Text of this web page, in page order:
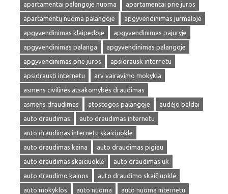
apartamentai palangoje nuoma
apartamentai prie juros
apartamentų nuoma palangoje
apgyvendinimas jurmaloje
apgyvendinimas klaipedoje
apgyvendinimas pajuryje
apgyvendinimas palanga
apgyvendinimas palangoje
apgyvendinimas prie juros
apsidrausk internetu
apsidrausti internetu
arv vairavimo mokykla
asmens civilinės atsakomybės draudimas
asmens draudimas
atostogos palangoje
audėjo baldai
auto draudimas
auto draudimas internetu
auto draudimas internetu skaiciuokle
auto draudimas kaina
auto draudimas pigiau
auto draudimas skaiciuokle
auto draudimas uk
auto draudimo kainos
auto draudimo skaičiuoklė
auto mokyklos
auto nuoma
auto nuoma internetu